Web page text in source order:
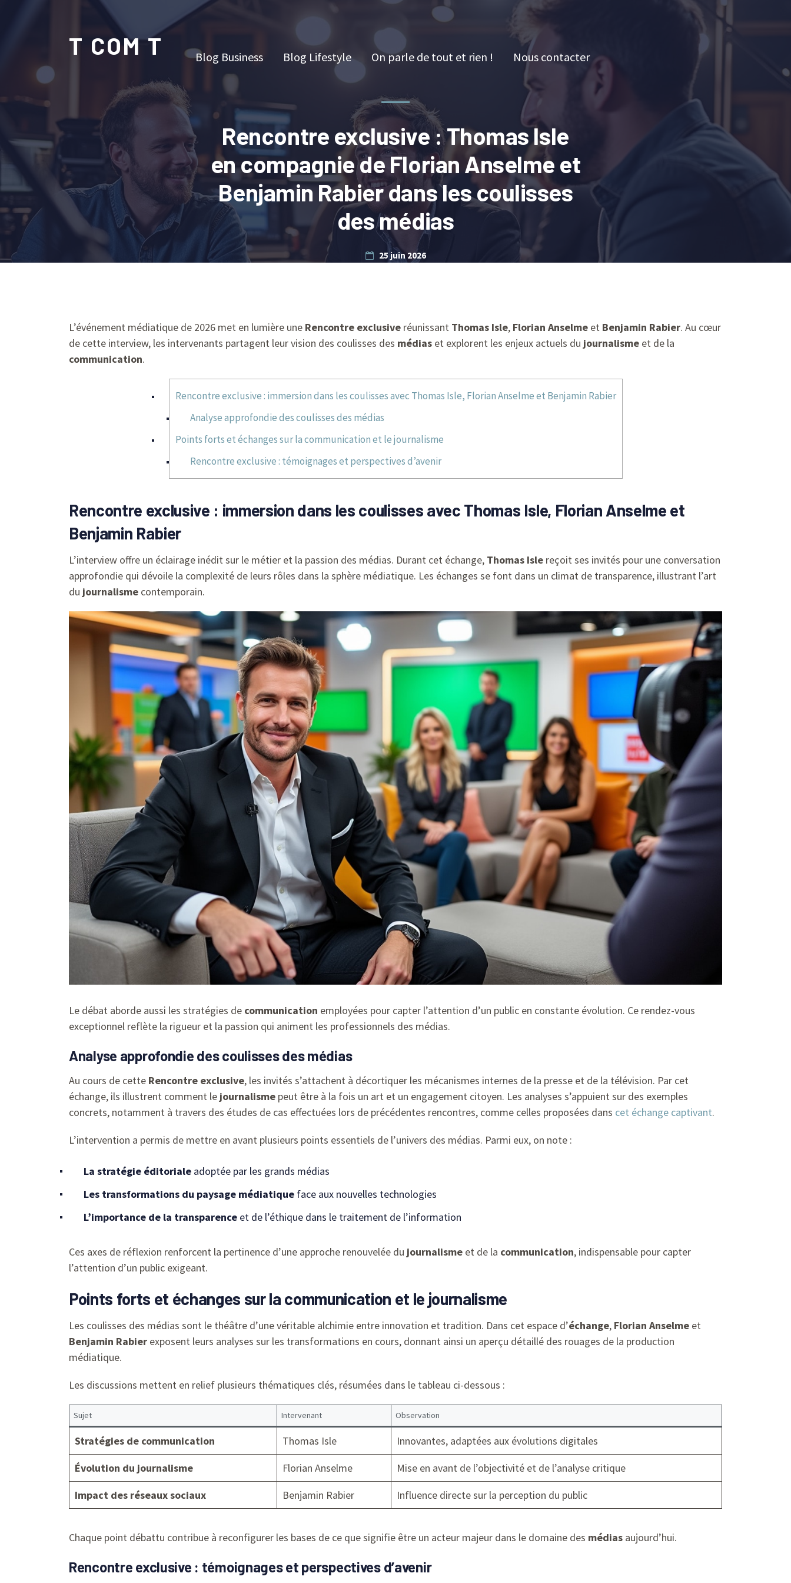
T COM T Blog Business Blog Lifestyle On parle de tout et rien ! Nous contacter
Rencontre exclusive : Thomas Isle
en compagnie de Florian Anselme et
Benjamin Rabier dans les coulisses
des médias
25 juin 2026
L’événement médiatique de 2026 met en lumière une Rencontre exclusive réunissant Thomas Isle, Florian Anselme et Benjamin Rabier. Au cœur
de cette interview, les intervenants partagent leur vision des coulisses des médias et explorent les enjeux actuels du journalisme et de la
communication.
Rencontre exclusive : immersion dans les coulisses avec Thomas Isle, Florian Anselme et Benjamin Rabier
Analyse approfondie des coulisses des médias
Points forts et échanges sur la communication et le journalisme
Rencontre exclusive : témoignages et perspectives d’avenir
Rencontre exclusive : immersion dans les coulisses avec Thomas Isle, Florian Anselme et
Benjamin Rabier
L’interview offre un éclairage inédit sur le métier et la passion des médias. Durant cet échange, Thomas Isle reçoit ses invités pour une conversation
approfondie qui dévoile la complexité de leurs rôles dans la sphère médiatique. Les échanges se font dans un climat de transparence, illustrant l’art
du journalisme contemporain.
Le débat aborde aussi les stratégies de communication employées pour capter l’attention d’un public en constante évolution. Ce rendez-vous
exceptionnel reflète la rigueur et la passion qui animent les professionnels des médias.
Analyse approfondie des coulisses des médias
Au cours de cette Rencontre exclusive, les invités s’attachent à décortiquer les mécanismes internes de la presse et de la télévision. Par cet
échange, ils illustrent comment le journalisme peut être à la fois un art et un engagement citoyen. Les analyses s’appuient sur des exemples
concrets, notamment à travers des études de cas effectuées lors de précédentes rencontres, comme celles proposées dans cet échange captivant.
L’intervention a permis de mettre en avant plusieurs points essentiels de l’univers des médias. Parmi eux, on note :
La stratégie éditoriale adoptée par les grands médias
Les transformations du paysage médiatique face aux nouvelles technologies
L’importance de la transparence et de l’éthique dans le traitement de l’information
Ces axes de réflexion renforcent la pertinence d’une approche renouvelée du journalisme et de la communication, indispensable pour capter
l’attention d’un public exigeant.
Points forts et échanges sur la communication et le journalisme
Les coulisses des médias sont le théâtre d’une véritable alchimie entre innovation et tradition. Dans cet espace d’échange, Florian Anselme et
Benjamin Rabier exposent leurs analyses sur les transformations en cours, donnant ainsi un aperçu détaillé des rouages de la production
médiatique.
Les discussions mettent en relief plusieurs thématiques clés, résumées dans le tableau ci-dessous :
Sujet Intervenant Observation
Stratégies de communication Thomas Isle
Innovantes, adaptées aux évolutions digitales
Évolution du journalisme
Florian Anselme
Mise en avant de l’objectivité et de l’analyse critique
Impact des réseaux sociaux
Benjamin Rabier Influence directe sur la perception du public
Chaque point débattu contribue à reconfigurer les bases de ce que signifie être un acteur majeur dans le domaine des médias aujourd’hui.
Rencontre exclusive : témoignages et perspectives d’avenir